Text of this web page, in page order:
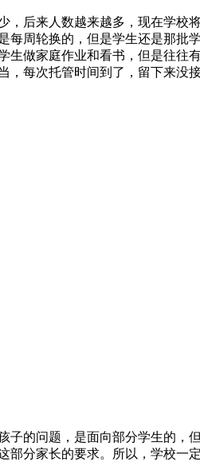
，后来人数越来越多，现在学
周轮换的，但是学生还是那批
生做家庭作业和看书，但是往
每次托管时间到了，留下来没
子的问题，是面向部分学生的
部分家长的要求。所以，学校